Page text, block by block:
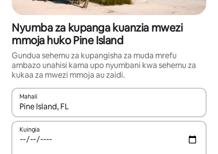
Nyumba za kupanga kuanzia mwezi
mmoja huko Pine Island
Gundua sehemu za kupangisha za muda mrefu
ambazo unahisi kama upo nyumbani kwa sehemu za
kukaa za mwezi mmoja au zaidi.
Mahali
Wakati matokeo yanapatikana, vinjari kwa kutumia vitufe vya
Kuingia